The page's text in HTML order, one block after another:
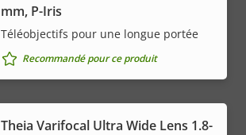
mm, P-Iris
Téléobjectifs pour une longue portée
Recommandé pour ce produit
Theia Varifocal Ultra Wide Lens 1.8-